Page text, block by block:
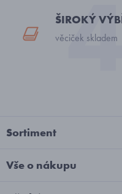
ŠIROKÝ
věciček skladem
Sortiment
Vše o nákupu